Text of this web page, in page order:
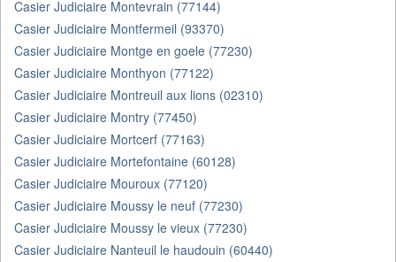
Casier Judiciaire Montevrain (77144)
Casier Judiciaire Montfermeil (93370)
Casier Judiciaire Montge en goele (77230)
Casier Judiciaire Monthyon (77122)
Casier Judiciaire Montreuil aux lions (02310)
Casier Judiciaire Montry (77450)
Casier Judiciaire Mortcerf (77163)
Casier Judiciaire Mortefontaine (60128)
Casier Judiciaire Mouroux (77120)
Casier Judiciaire Moussy le neuf (77230)
Casier Judiciaire Moussy le vieux (77230)
Casier Judiciaire Nanteuil le haudouin (60440)